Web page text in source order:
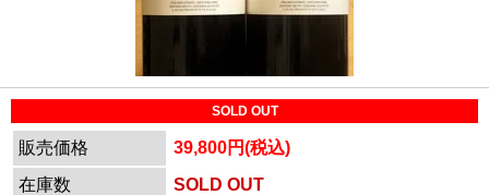
SOLD OUT
販売価格
39,800円(税込)
在庫数
SOLD OUT